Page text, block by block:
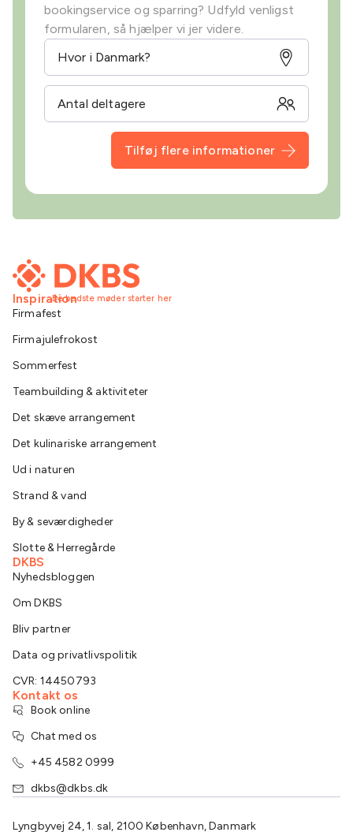
bookingservice og sparring? Udfyld venligst
formularen, så hjælper vi jer videre.
Tilføj flere informationer
De bedste møder starter her
Inspiration
Firmafest
Firmajulefrokost
Sommerfest
Teambuilding & aktiviteter
Det skæve arrangement
Det kulinariske arrangement
Ud i naturen
Strand & vand
By & seværdigheder
Slotte & Herregårde
DKBS
Nyhedsbloggen
Om DKBS
Bliv partner
Data og privatlivspolitik
CVR: 14450793
Kontakt os
Book online
Chat med os
+45 4582 0999
dkbs@dkbs.dk
Lyngbyvej 24, 1. sal, 2100 København, Danmark